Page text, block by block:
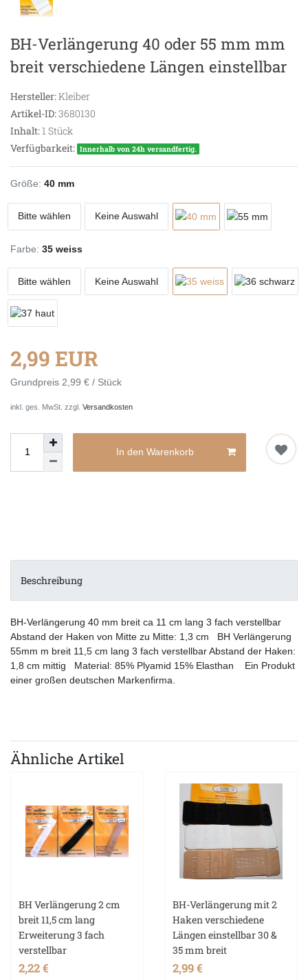
BH-Verlängerung 40 oder 55 mm mm
breit verschiedene Längen einstellbar
Hersteller:Kleiber
Artikel-ID:3680130
Inhalt:1 Stück
Verfügbarkeit: Innerhalb von 24h versandfertig.
Größe: 40 mm
Bitte wählen Keine Auswahl
Farbe: 35 weiss
Bitte wählen Keine Auswahl
2,99 EUR
Grundpreis 2,99 € / Stück
inkl. ges. MwSt. zzgl. Versandkosten
In den Warenkorb
Beschreibung
BH-Verlängerung 40 mm breit ca 11 cm lang 3 fach verstellbar
Abstand der Haken von Mitte zu Mitte: 1,3 cm BH Verlängerung
55mm m breit 11,5 cm lang 3 fach verstellbar Abstand der Haken:
1,8 cm mittig Material: 85% Plyamid 15% Elasthan Ein Produkt
einer großen deutschen Markenfirma.
Ähnliche Artikel
BH Verlängerung 2 cm
breit 11,5 cm lang
Erweiterung 3 fach
verstellbar
2,22 €
BH-Verlängerung mit 2
Haken verschiedene
Längen einstellbar 30 &
35 mm breit
2,99 €